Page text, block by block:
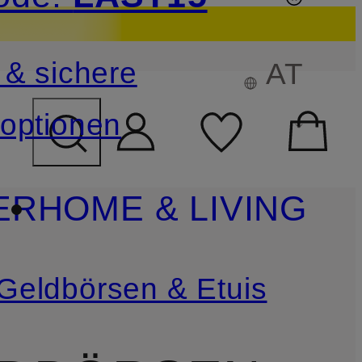
ÜBERSPRINGEN
sichere
AT
HOME & LIVING
& Etuis